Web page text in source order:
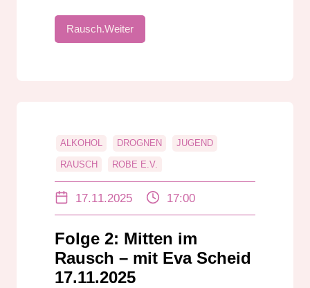
Rausch.Weiter
ALKOHOL DROGNEN JUGEND
RAUSCH ROBE E.V.
17.11.2025 17:00
Folge 2: Mitten im
Rausch – mit Eva Scheid
17.11.2025